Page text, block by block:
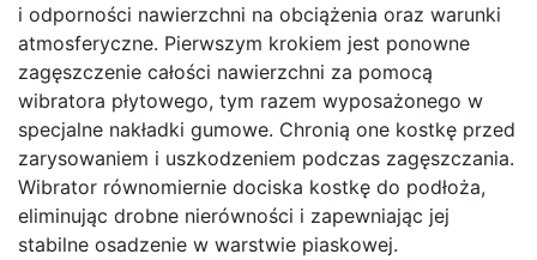
i odporności nawierzchni na obciążenia oraz warunki
atmosferyczne. Pierwszym krokiem jest ponowne
zagęszczenie całości nawierzchni za pomocą
wibratora płytowego, tym razem wyposażonego w
specjalne nakładki gumowe. Chronią one kostkę przed
zarysowaniem i uszkodzeniem podczas zagęszczania.
Wibrator równomiernie dociska kostkę do podłoża,
eliminując drobne nierówności i zapewniając jej
stabilne osadzenie w warstwie piaskowej.